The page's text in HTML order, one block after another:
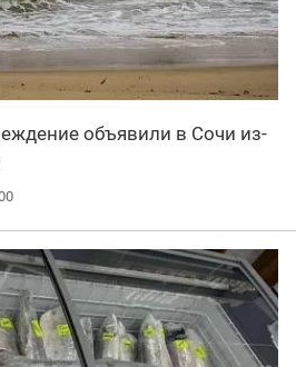
объявили в Сочи из-